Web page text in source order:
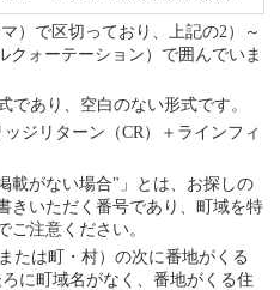
）で区切っており、上記の2）～
クォーテーション）で囲んでいま
であり、空白のない形式です。
ジリターン（CR）＋ラインフィ
載がない場合"」とは、お探しの
きいただく番号であり、町域を特
ご注意ください。
たは町・村）の次に番地がくる
に町域名がなく、番地がくる住